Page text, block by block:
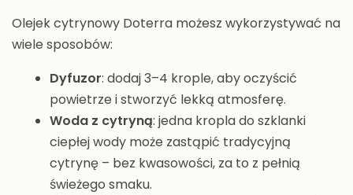
Olejek cytrynowy Doterra możesz wykorzystywać na
wiele sposobów:
Dyfuzor: dodaj 3–4 krople, aby oczyścić
powietrze i stworzyć lekką atmosferę.
Woda z cytryną: jedna kropla do szklanki
ciepłej wody może zastąpić tradycyjną
cytrynę – bez kwasowości, za to z pełnią
świeżego smaku.